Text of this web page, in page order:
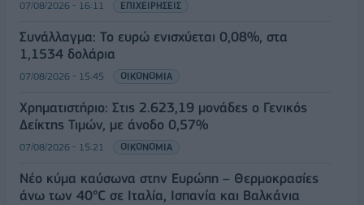
07/08/2026 - 16:11 ΕΠΙΧΕΙΡΗΣΕΙΣ
Συνάλλαγμα: Το ευρώ ενισχύεται 0,08%, στα
1,1534 δολάρια
07/08/2026 - 15:45 ΟΙΚΟΝΟΜΙΑ
Χρηματιστήριο: Στις 2.623,19 μονάδες ο Γενικός
Δείκτης Τιμών, με άνοδο 0,57%
07/08/2026 - 15:21 ΟΙΚΟΝΟΜΙΑ
Νέο κύμα καύσωνα στην Ευρώπη – Θερμοκρασίες
άνω των 40°C σε Ιταλία, Ισπανία και Βαλκάνια